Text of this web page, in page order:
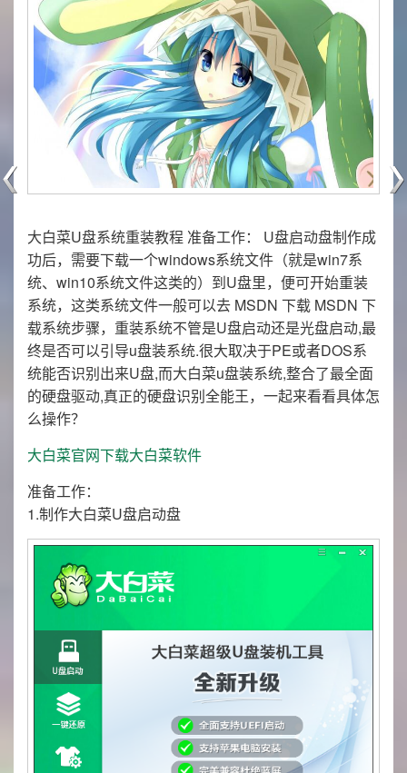
大白菜U盘系统重装教程 准备工作： U盘启动盘制作成
功后，需要下载一个windows系统文件（就是win7系
统、win10系统文件这类的）到U盘里，便可开始重装
系统，这类系统文件一般可以去 MSDN 下载 MSDN 下
载系统步骤，重装系统不管是U盘启动还是光盘启动,最
终是否可以引导u盘装系统.很大取决于PE或者DOS系
统能否识别出来U盘,而大白菜u盘装系统,整合了最全面
的硬盘驱动,真正的硬盘识别全能王，一起来看看具体怎
么操作？
大白菜官网下载大白菜软件
准备工作：
1.制作大白菜U盘启动盘